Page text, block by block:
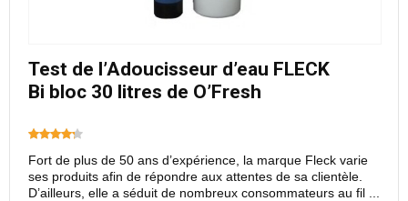
Test de l’Adoucisseur d’eau FLECK
Bi bloc 30 litres de O’Fresh
Fort de plus de 50 ans d’expérience, la marque Fleck varie
ses produits afin de répondre aux attentes de sa clientèle.
D’ailleurs, elle a séduit de nombreux consommateurs au fil ...